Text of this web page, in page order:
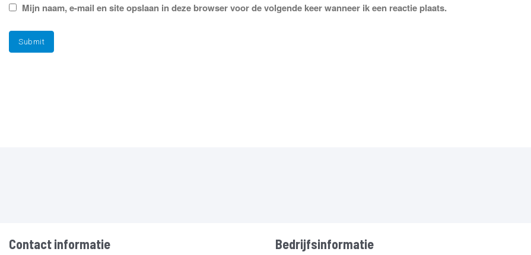
Mijn naam, e-mail en site opslaan in deze browser voor de volgende keer wanneer ik een reactie plaats.
Contact informatie Bedrijfsinformatie